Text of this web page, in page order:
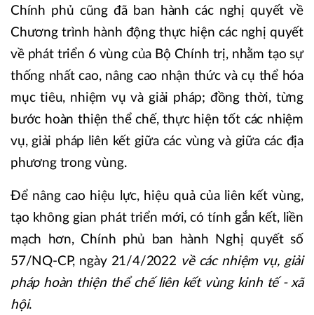
Chính phủ cũng đã ban hành các nghị quyết về
Chương trình hành động thực hiện các nghị quyết
về phát triển 6 vùng của Bộ Chính trị, nhằm tạo sự
thống nhất cao, nâng cao nhận thức và cụ thể hóa
mục tiêu, nhiệm vụ và giải pháp; đồng thời, từng
bước hoàn thiện thể chế, thực hiện tốt các nhiệm
vụ, giải pháp liên kết giữa các vùng và giữa các địa
phương trong vùng.
Để nâng cao hiệu lực, hiệu quả của liên kết vùng,
tạo không gian phát triển mới, có tính gắn kết, liền
mạch hơn, Chính phủ ban hành Nghị quyết số
57/NQ-CP, ngày 21/4/2022 về các nhiệm vụ, giải
pháp hoàn thiện thể chế liên kết vùng kinh tế - xã
hội.